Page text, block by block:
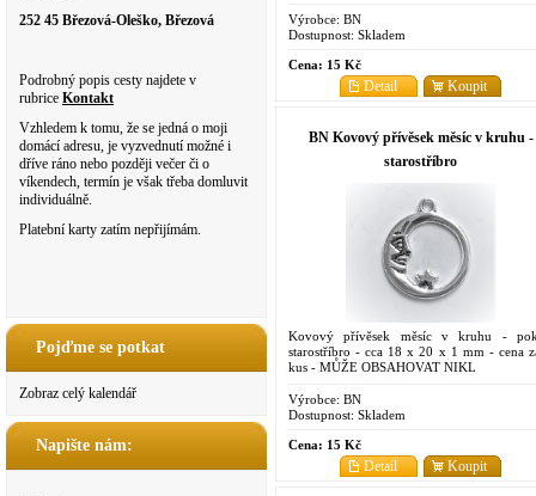
252 45 Březová-Oleško, Březová
Podrobný popis cesty najdete v
rubrice Kontakt
Vzhledem k tomu, že se jedná o moji
domácí adresu, je vyzvednutí možné i
dříve ráno nebo později večer či o
víkendech, termín je však třeba domluvit
individuálně.
Platební karty zatím nepřijímám.
Pojďme se potkat
Zobraz celý kalendář
Napište nám:
Výrobce: BN
Dostupnost: Skladem
Cena: 15 Kč
Koupit
Detail
BN Kovový přívěsek měsíc v kruhu -
starostříbro
Kovový přívěsek měsíc v kruhu -
starostříbro - cca 18 x 20 x 1 mm - cena
kus - MŮŽE OBSAHOVAT NIKL
Výrobce: BN
Dostupnost: Skladem
Cena: 15 Kč
Koupit
Detail